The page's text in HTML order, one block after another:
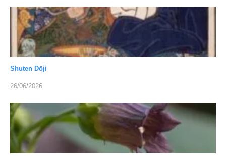
Shuten Dōji
26/06/2026